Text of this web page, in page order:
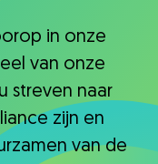
in onze
van onze
streven naar
zijn en
van de